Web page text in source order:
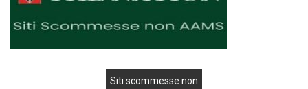
Siti scommesse non